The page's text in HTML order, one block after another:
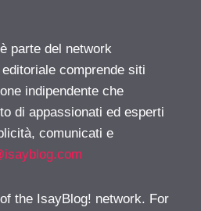
parte del network
comprende siti
indipendente che
di appassionati ed esperti
comunicati e
the IsayBlog! network. For